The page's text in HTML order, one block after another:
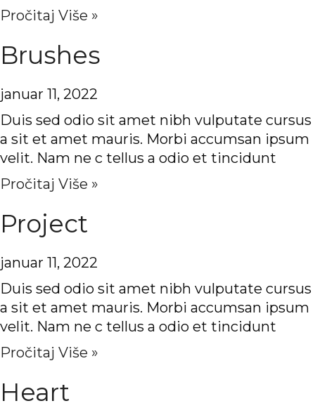
Pročitaj Više »
Brushes
januar 11, 2022
Duis sed odio sit amet nibh vulputate cursus
a sit et amet mauris. Morbi accumsan ipsum
velit. Nam ne c tellus a odio et tincidunt
Pročitaj Više »
Project
januar 11, 2022
Duis sed odio sit amet nibh vulputate cursus
a sit et amet mauris. Morbi accumsan ipsum
velit. Nam ne c tellus a odio et tincidunt
Pročitaj Više »
Heart